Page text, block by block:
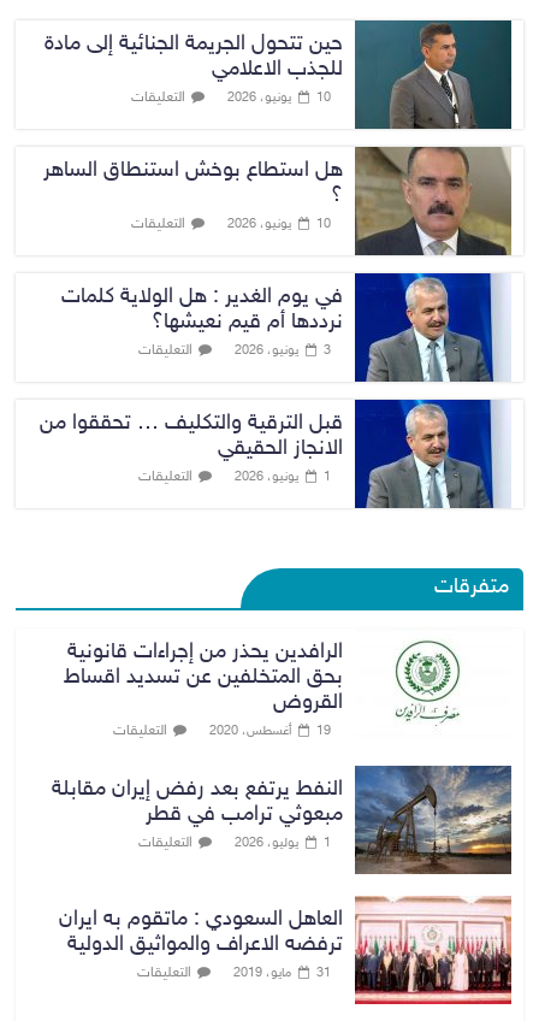
حين تتحول الجريمة الجنائية إلى مادة
للجذب الاعلامي
10 يونيو، 2026 التعليقات
هل استطاع بوخش استنطاق الساهر
؟
10 يونيو، 2026 التعليقات
في يوم الغدير : هل الولاية كلمات
نرددها أم قيم نعيشها؟
3 يونيو، 2026 التعليقات
قبل الترقية والتكليف … تحققوا من
الانجاز الحقيقي
1 يونيو، 2026 التعليقات
متفرقات
الرافدين يحذر من إجراءات قانونية
بحق المتخلفين عن تسديد اقساط
القروض
19 أغسطس، 2020 التعليقات
النفط يرتفع بعد رفض إيران مقابلة
مبعوثي ترامب في قطر
1 يوليو، 2026 التعليقات
العاهل السعودي : ماتقوم به ايران
ترفضه الاعراف والمواثيق الدولية
31 مايو، 2019 التعليقات